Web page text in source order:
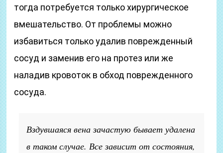
тогда потребуется только хирургическое
вмешательство. От проблемы можно
избавиться только удалив поврежденный
сосуд и заменив его на протез или же
наладив кровоток в обход поврежденного
сосуда.
Вздувшаяся вена зачастую бывает удалена
в таком случае. Все зависит от состояния,